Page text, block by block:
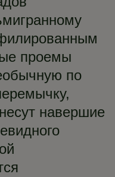
проемы
по
навершие